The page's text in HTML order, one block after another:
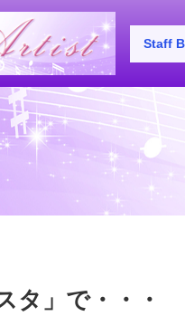
Staff
タ」で・・・